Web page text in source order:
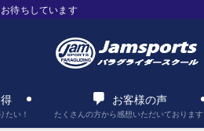
待ちしています
たい！
お客様の声
たくさんの方から感想いただいております